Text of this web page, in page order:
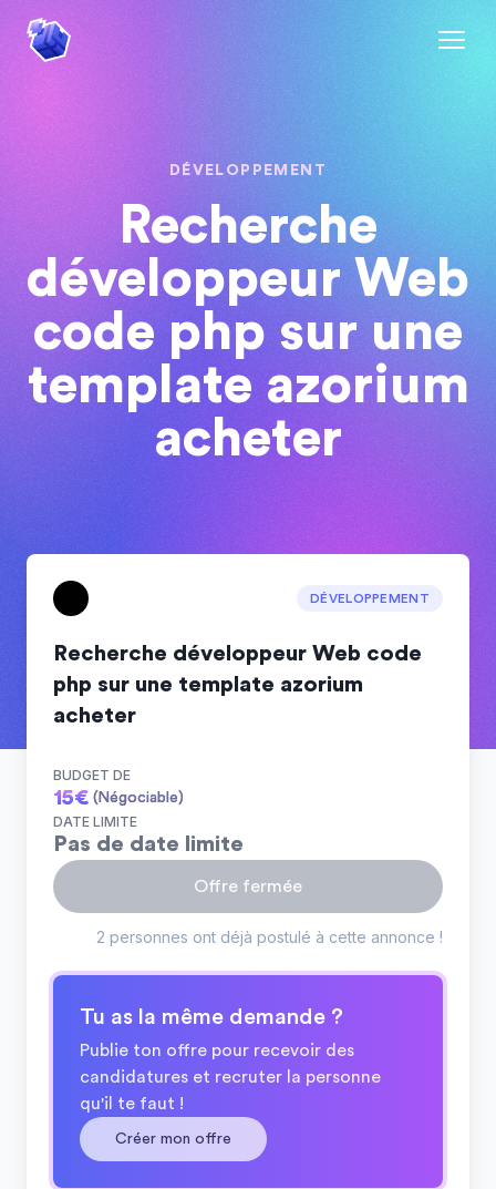
DÉVELOPPEMENT
Recherche
développeur Web
code php sur une
template azorium
acheter
DÉVELOPPEMENT
Recherche développeur Web code
php sur une template azorium
acheter
BUDGET DE
15€ (Négociable)
DATE LIMITE
Pas de date limite
Offre fermée
2 personnes ont déjà postulé à cette annonce !
Tu as la même demande ?
Publie ton offre pour recevoir des
candidatures et recruter la personne
qu'il te faut !
Créer mon offre